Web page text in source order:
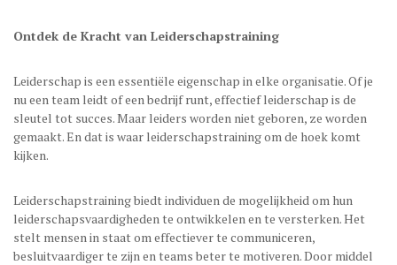
Ontdek de Kracht van Leiderschapstraining
Leiderschap is een essentiële eigenschap in elke organisatie. Of je
nu een team leidt of een bedrijf runt, effectief leiderschap is de
sleutel tot succes. Maar leiders worden niet geboren, ze worden
gemaakt. En dat is waar leiderschapstraining om de hoek komt
kijken.
Leiderschapstraining biedt individuen de mogelijkheid om hun
leiderschapsvaardigheden te ontwikkelen en te versterken. Het
stelt mensen in staat om effectiever te communiceren,
besluitvaardiger te zijn en teams beter te motiveren. Door middel